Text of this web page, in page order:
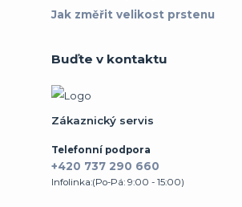
Jak změřit velikost prstenu
Buďte v kontaktu
Zákaznický servis
Telefonní podpora
+420 737 290 660
Infolinka:(Po-Pá: 9:00 - 15:00)